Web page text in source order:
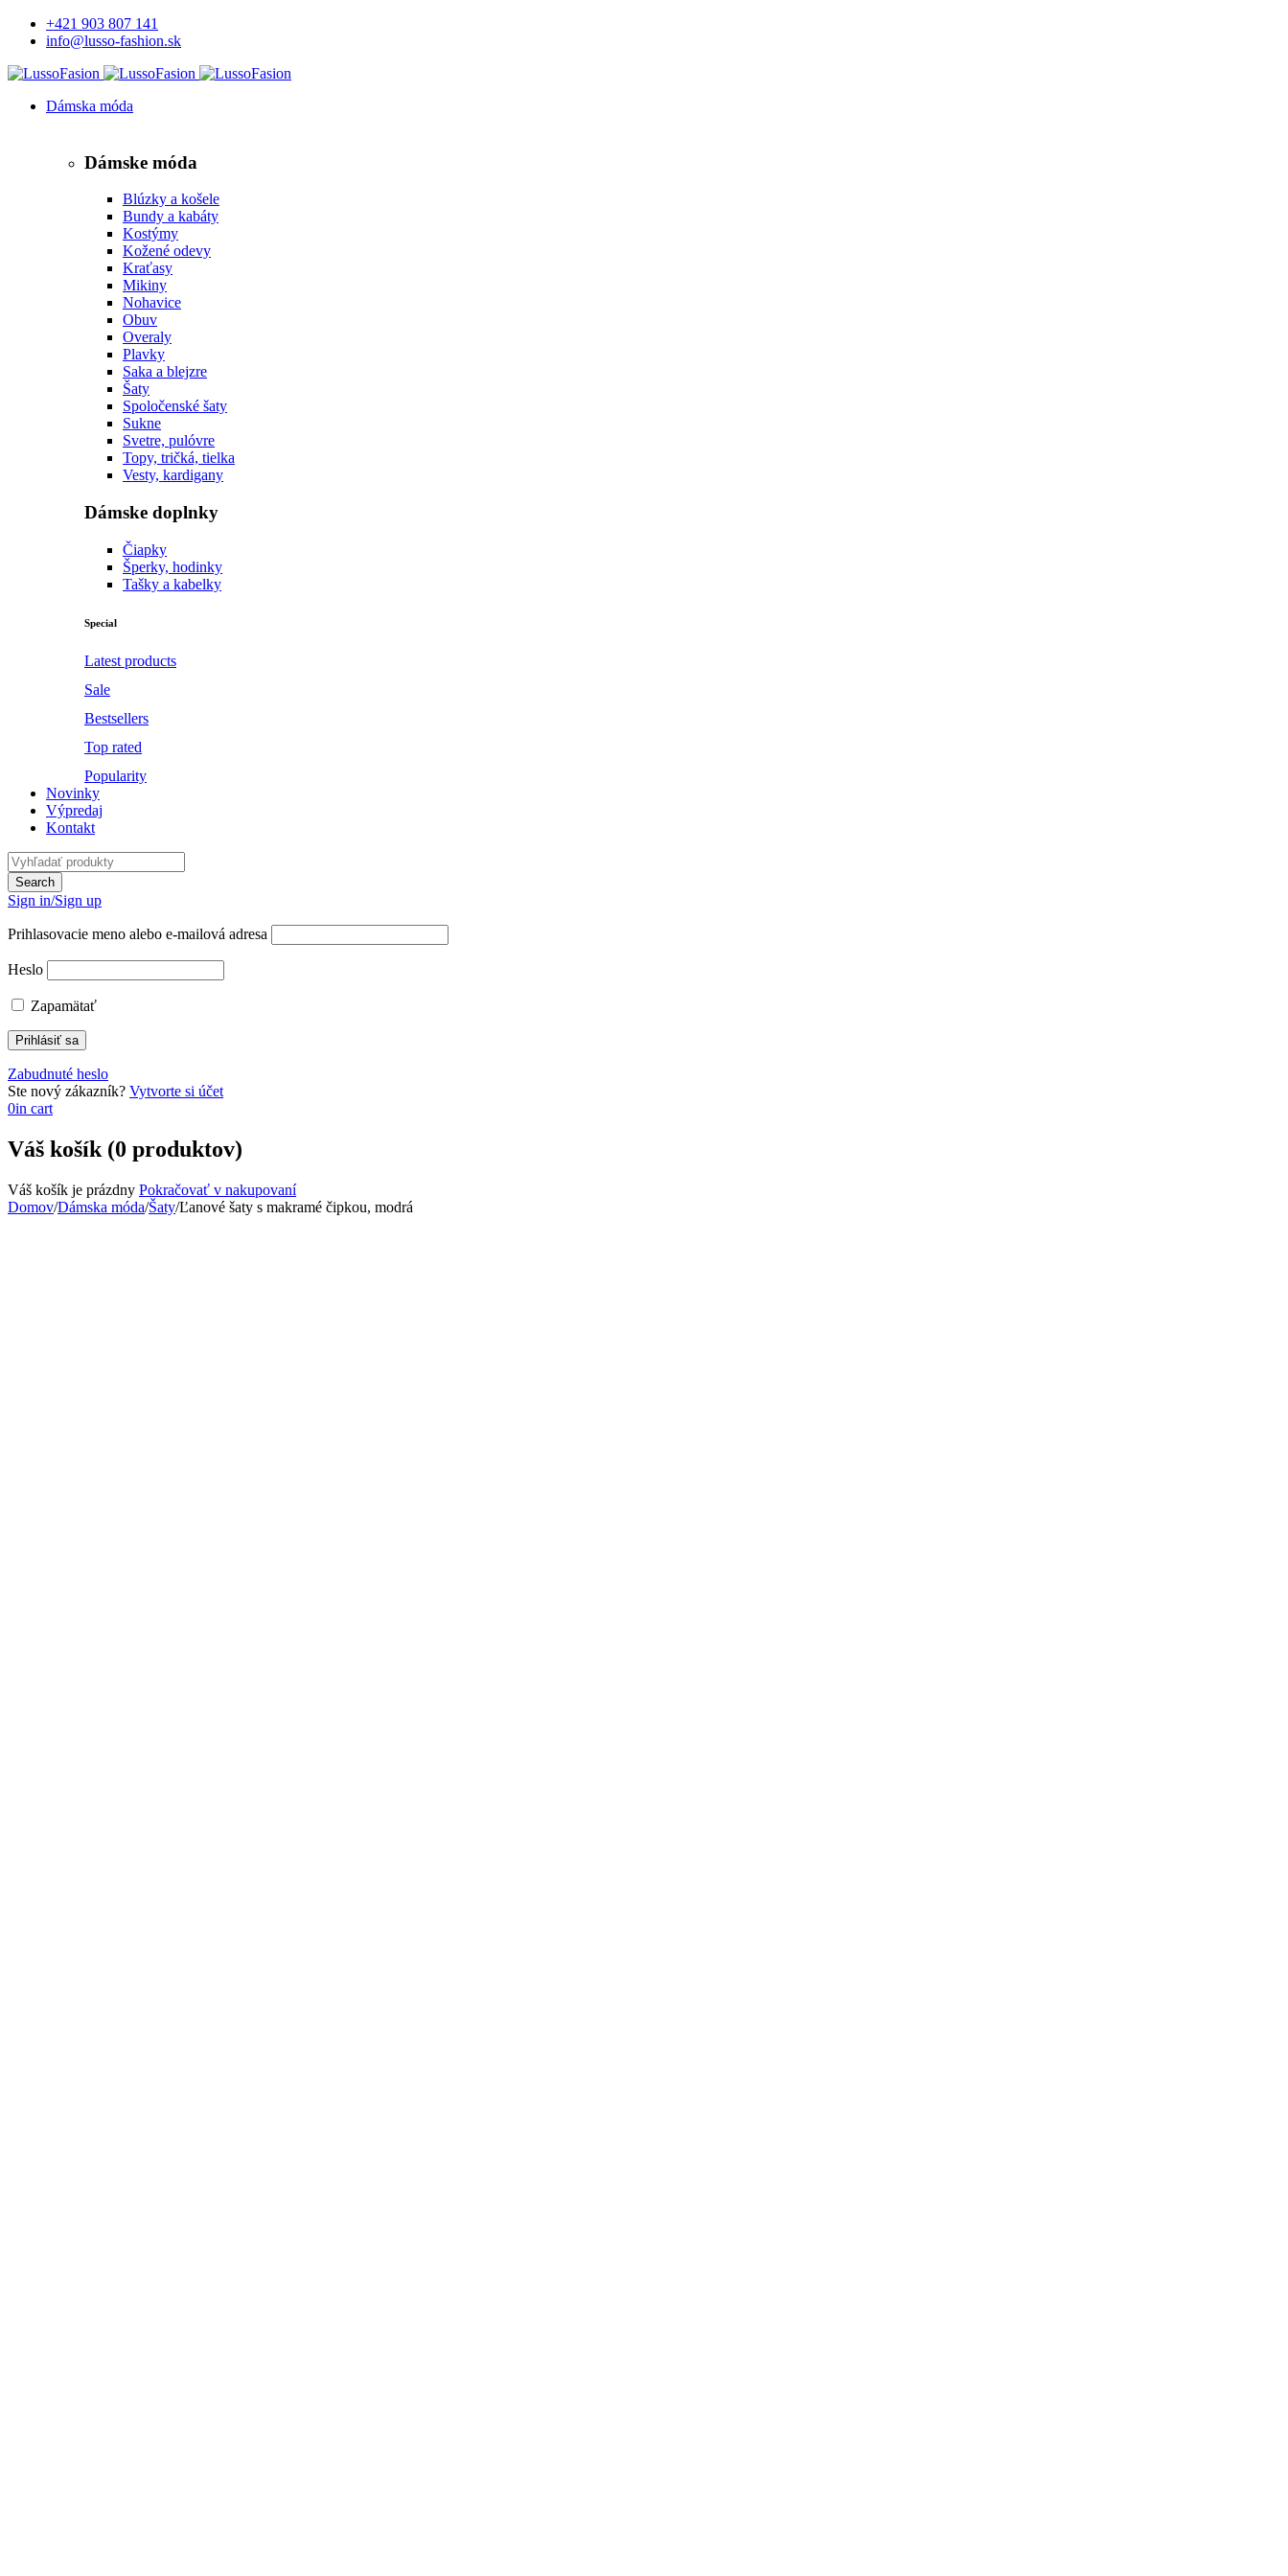
+421 903 807 141
info@lusso-fashion.sk
Dámska móda
Dámske móda
Blúzky a košele
Bundy a kabáty
Kostýmy
Kožené odevy
Kraťasy
Mikiny
Nohavice
Obuv
Overaly
Plavky
Saka a blejzre
Šaty
Spoločenské šaty
Sukne
Svetre, pulóvre
Topy, tričká, tielka
Vesty, kardigany
Dámske doplnky
Čiapky
Šperky, hodinky
Tašky a kabelky
Special
Latest products
Sale
Bestsellers
Top rated
Popularity
Novinky
Výpredaj
Kontakt
Sign in/Sign up
Prihlasovacie meno alebo e-mailová adresa
Heslo
Zapamätať
Zabudnuté heslo
Ste nový zákazník? Vytvorte si účet
0in cart
Váš košík (0 produktov)
Váš košík je prázdny Pokračovať v nakupovaní
Domov/Dámska móda/Šaty/Ľanové šaty s makramé čipkou, modrá